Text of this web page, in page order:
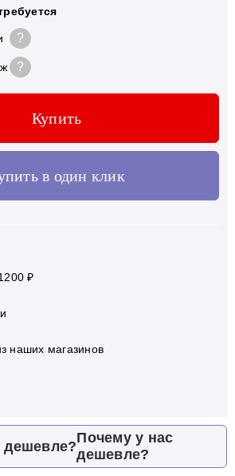
?
?
Купить
в один клик
₽
наших магазинов
Почему у нас
дешевле?